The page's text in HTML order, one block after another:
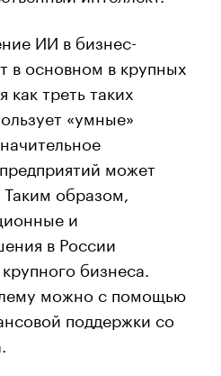
ИИ в бизнес-
в основном в крупных
как треть таких
«умные»
может
образом,
и
в России
бизнеса.
можно с помощью
поддержки со